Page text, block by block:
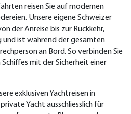
reisen Sie auf modernen
Unsere eigene Schweizer
der Anreise bis zur Rückkehr,
und ist während der gesamten
an Bord. So verbinden Sie
mit der Sicherheit einer
exklusiven Yachtreisen in
Yacht ausschliesslich für